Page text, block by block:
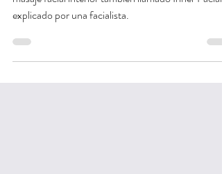
tu cara de dentro hacia
afuera | maison ito
masaje facial interior también llamado Inner Facial,